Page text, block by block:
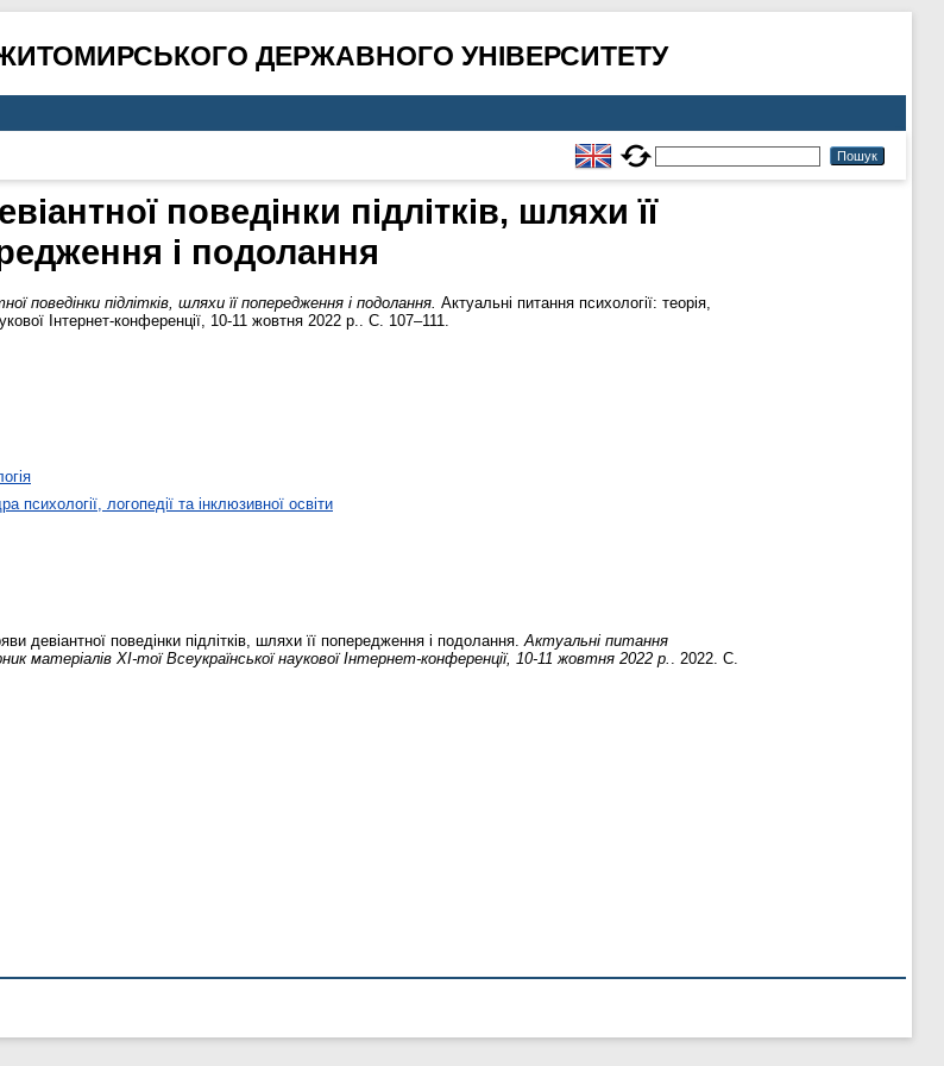
ДЕРЖАВНОГО УНІВЕРСИТЕТУ
поведінки підлітків, шляхи її
і подолання
поведінки підлітків, шляхи її попередження і подолання. Актуальні питання психології: теорія,
Інтернет-конференції, 10-11 жовтня 2022 р.. С. 107–111.
психології, логопедії та інклюзивної освіти
девіантної поведінки підлітків, шляхи її попередження і подолання.Актуальні питання
матеріалів ХІ-тої Всеукраїнської наукової Інтернет-конференції, 10-11 жовтня 2022 р. . 2022. С.